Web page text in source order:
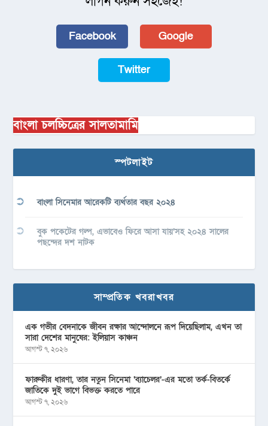
Facebook Google
Twitter
বাংলা চলচ্চিত্রের সালতামামি
স্পটলাইট
বাংলা সিনেমার আরেকটি ব্যর্থতার বছর ২০২৪
বুক পকেটের গল্প, এভাবেও ফিরে আসা যায়’সহ ২০২৪ সালের
পছন্দের দশ নাটক
সাম্প্রতিক খবরাখবর
এক গভীর বেদনাকে জীবন রক্ষার আন্দোলনে রূপ দিয়েছিলাম, এখন তা
সারা দেশের মানুষের: ইলিয়াস কাঞ্চন
আগস্ট ৭, ২০২৬
ফারুকীর ধারণা, তার নতুন সিনেমা ‘ব্যাচেলর’-এর মতো তর্ক-বিতর্কে
জাতিকে দুই ভাগে বিভক্ত করতে পারে
আগস্ট ৭, ২০২৬